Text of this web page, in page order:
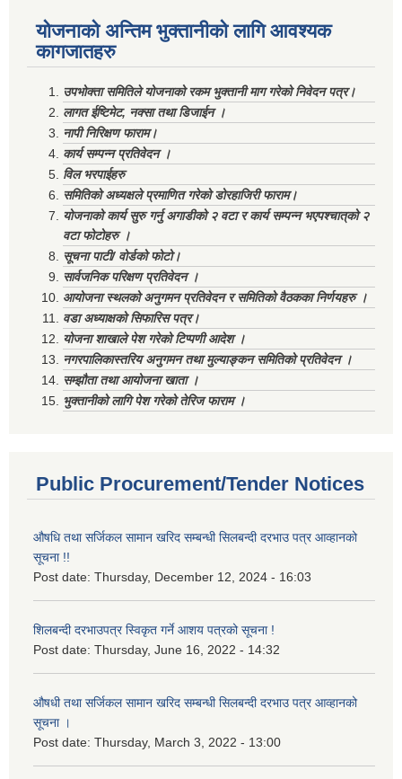
योजनाको अन्तिम भुक्तानीको लागि आवश्यक
कागजातहरु
उपभोक्ता समितिले योजनाको रकम भुक्तानी माग गरेको निवेदन पत्र।
लागत ईष्टिमेट, नक्सा तथा डिजाईन ।
नापी निरिक्षण फाराम।
कार्य सम्पन्न प्रतिवेदन ।
विल भरपाईहरु
समितिको अध्यक्षले प्रमाणित गरेको डोरहाजिरी फाराम।
योजनाको कार्य सुरु गर्नु अगाडीको २ वटा र कार्य सम्पन्न भएपश्चात्‌को २
वटा फोटोहरु ।
सूचना पाटी/ वोर्डको फोटो।
सार्वजनिक परिक्षण प्रतिवेदन ।
आयोजना स्थलको अनुगमन प्रतिवेदन र समितिको वैठकका निर्णयहरु ।
वडा अध्याक्षको सिफारिस पत्र।
योजना शाखाले पेश गरेको टिप्पणी आदेश ।
नगरपालिकास्तरिय अनुगमन तथा मुल्याङ्कन समितिको प्रतिवेदन ।
सम्झौता तथा आयोजना खाता ।
भुक्तानीको लागि पेश गरेको तेरिज फाराम ।
Public Procurement/Tender Notices
औषधि तथा सर्जिकल सामान खरिद सम्बन्धी सिलबन्दी दरभाउ पत्र आव्हानको
सूचना !!
Post date: Thursday, December 12, 2024 - 16:03
शिलबन्दी दरभाउपत्र स्विकृत गर्ने आशय पत्रको सूचना !
Post date: Thursday, June 16, 2022 - 14:32
औषधी तथा सर्जिकल सामान खरिद सम्बन्धी सिलबन्दी दरभाउ पत्र आव्हानको
सूचना ।
Post date: Thursday, March 3, 2022 - 13:00